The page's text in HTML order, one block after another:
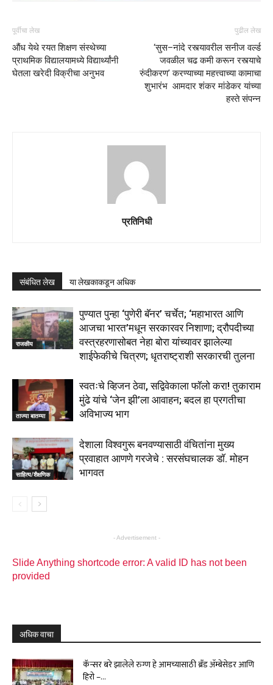
पूर्वीचा लेख
औंध येथे रयत शिक्षण संस्थेच्या
प्राथमिक विद्यालयामध्ये विद्यार्थ्यांनी
घेतला खरेदी विक्रीचा अनुभव
पुढील लेख
‘सुस–नांदे रस्त्यावरील सनीज वर्ल्ड
जवळील चढ कमी करून रस्त्याचे
रुंदीकरण’ करण्याच्या महत्त्वाच्या कामाचा
शुभारंभ आमदार शंकर मांडेकर यांच्या
हस्ते संपन्न
प्रतिनिधी
संबंधित लेख या लेखकाकडून अधिक
राजकीय
पुण्यात पुन्हा ‘पुणेरी बॅनर’ चर्चेत; ‘महाभारत आणि
आजचा भारत’मधून सरकारवर निशाणा; द्रौपदीच्या
वस्त्रहरणासोबत नेहा बोरा यांच्यावर झालेल्या
शाईफेकीचे चित्रण; धृतराष्ट्राशी सरकारची तुलना
ताज्या बातम्या
स्वतःचे व्हिजन ठेवा, सद्विवेकाला फॉलो करा! तुकाराम
मुंढे यांचे ‘जेन झी’ला आवाहन; बदल हा प्रगतीचा
अविभाज्य भाग
साहित्य/शैक्षणिक
देशाला विश्वगुरू बनवण्यासाठी वंचितांना मुख्य
प्रवाहात आणणे गरजेचे : सरसंघचालक डाॅ. मोहन
भागवत
- Advertisement -
Slide Anything shortcode error: A valid ID has not been
provided
अधिक वाचा
कॅन्सर बरे झालेले रुग्ण हे आमच्यासाठी ब्रँड ॲम्बेसेडर आणि
हिरो –...